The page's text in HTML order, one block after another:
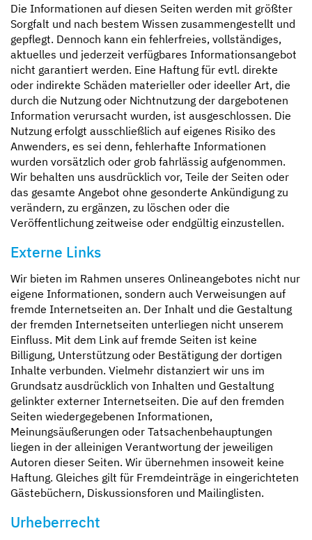
Die Informationen auf diesen Seiten werden mit größter
Sorgfalt und nach bestem Wissen zusammengestellt und
gepflegt. Dennoch kann ein fehlerfreies, vollständiges,
aktuelles und jederzeit verfügbares Informationsangebot
nicht garantiert werden. Eine Haftung für evtl. direkte
oder indirekte Schäden materieller oder ideeller Art, die
durch die Nutzung oder Nichtnutzung der dargebotenen
Information verursacht wurden, ist ausgeschlossen. Die
Nutzung erfolgt ausschließlich auf eigenes Risiko des
Anwenders, es sei denn, fehlerhafte Informationen
wurden vorsätzlich oder grob fahrlässig aufgenommen.
Wir behalten uns ausdrücklich vor, Teile der Seiten oder
das gesamte Angebot ohne gesonderte Ankündigung zu
verändern, zu ergänzen, zu löschen oder die
Veröffentlichung zeitweise oder endgültig einzustellen.
Externe Links
Wir bieten im Rahmen unseres Onlineangebotes nicht nur
eigene Informationen, sondern auch Verweisungen auf
fremde Internetseiten an. Der Inhalt und die Gestaltung
der fremden Internetseiten unterliegen nicht unserem
Einfluss. Mit dem Link auf fremde Seiten ist keine
Billigung, Unterstützung oder Bestätigung der dortigen
Inhalte verbunden. Vielmehr distanziert wir uns im
Grundsatz ausdrücklich von Inhalten und Gestaltung
gelinkter externer Internetseiten. Die auf den fremden
Seiten wiedergegebenen Informationen,
Meinungsäußerungen oder Tatsachenbehauptungen
liegen in der alleinigen Verantwortung der jeweiligen
Autoren dieser Seiten. Wir übernehmen insoweit keine
Haftung. Gleiches gilt für Fremdeinträge in eingerichteten
Gästebüchern, Diskussionsforen und Mailinglisten.
Urheberrecht